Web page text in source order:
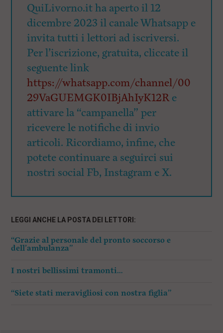
QuiLivorno.it ha aperto il 12
dicembre 2023 il canale Whatsapp e
invita tutti i lettori ad iscriversi.
Per l’iscrizione, gratuita, cliccate il
seguente link
https://whatsapp.com/channel/00
29VaGUEMGK0IBjAhIyK12Re
attivare la “campanella” per
ricevere le notifiche di invio
articoli. Ricordiamo, infine, che
potete continuare a seguirci sui
nostri social Fb, Instagram e X.
LEGGI ANCHE LA POSTA DEI LETTORI:
“Grazie al personale del pronto soccorso e
dell’ambulanza”
I nostri bellissimi tramonti…
“Siete stati meravigliosi con nostra figlia”